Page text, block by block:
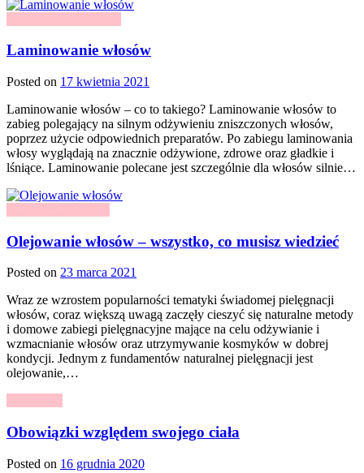
Laminowanie włosów
Posted on 17 kwietnia 2021
Laminowanie włosów – co to takiego? Laminowanie włosów to
zabieg polegający na silnym odżywieniu zniszczonych włosów,
poprzez użycie odpowiednich preparatów. Po zabiegu laminowania
włosy wyglądają na znacznie odżywione, zdrowe oraz gładkie i
lśniące. Laminowanie polecane jest szczególnie dla włosów silnie…
Olejowanie włosów – wszystko, co musisz wiedzieć
Posted on 23 marca 2021
Wraz ze wzrostem popularności tematyki świadomej pielęgnacji
włosów, coraz większą uwagą zaczęły cieszyć się naturalne metody
i domowe zabiegi pielęgnacyjne mające na celu odżywianie i
wzmacnianie włosów oraz utrzymywanie kosmyków w dobrej
kondycji. Jednym z fundamentów naturalnej pielęgnacji jest
olejowanie,…
Obowiązki względem swojego ciała
Posted on 16 grudnia 2020